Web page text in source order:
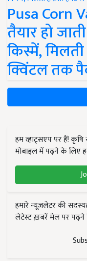
Pusa Corn
तैयार हो
किस्में,
क्विंटल तक
हम व्हाट्सएप पर हैं!
मोबाइल में पढ़ने के लिए
हमारे न्यूज़लेटर की
लेटेस्ट ख़बरें मेल पर पढ़ने